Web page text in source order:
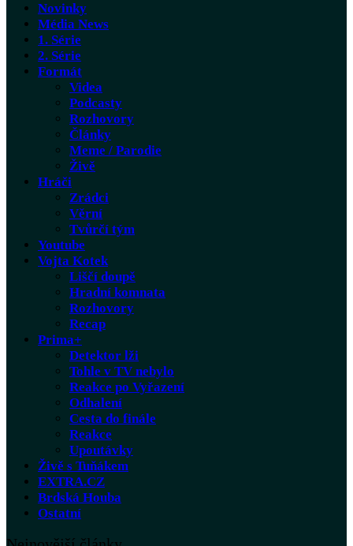
Novinky
Média News
1. Série
2. Série
Formát
Videa
Podcasty
Rozhovory
Články
Meme / Parodie
Živě
Hráči
Zrádci
Věrní
Tvůrčí tým
Youtube
Vojta Kotek
Liščí doupě
Hradní komnata
Rozhovory
Recap
Prima+
Detektor lži
Tohle v TV nebylo
Reakce po Vyřazení
Odhalení
Cesta do finále
Reakce
Upoutávky
Živě s Tuňákem
EXTRA.CZ
Brdská Houba
Ostatní